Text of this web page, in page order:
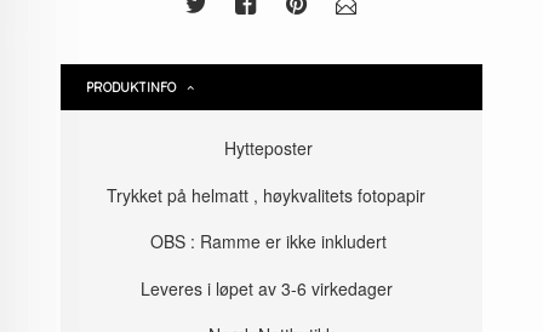
PRODUKTINFO
Hytteposter
Trykket på helmatt , høykvalitets fotopapir
OBS : Ramme er ikke inkludert
Leveres i løpet av 3-6 virkedager